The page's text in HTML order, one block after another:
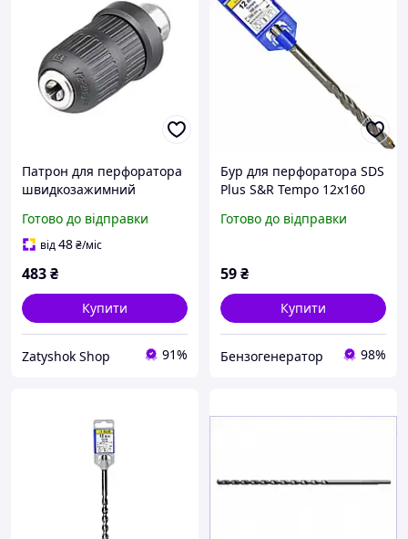
Патрон для перфоратора
швидкозажимний
(WT-0175)
Готово до відправки
від48₴/міс
483₴
Купити
Zatyshok Shop 91%
Бур для перфоратора SDS
Plus S&R Tempo 12x160
Готово до відправки
59₴
Купити
Бензогенератор 98%